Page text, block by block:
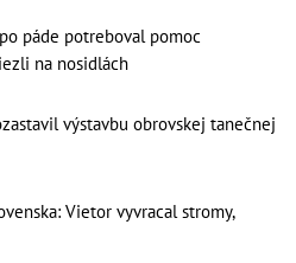
páde potreboval pomoc
na nosidlách
výstavbu obrovskej tanečnej
Vietor vyvracal stromy,